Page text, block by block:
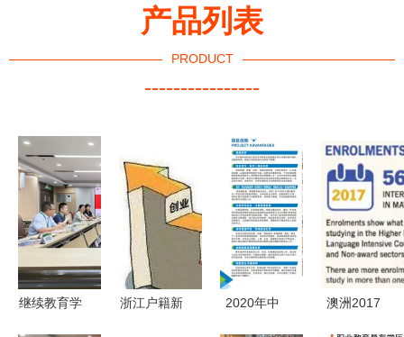
产品列表
PRODUCT
----------------
继续教育学
浙江户籍新
2020年中
澳洲2017